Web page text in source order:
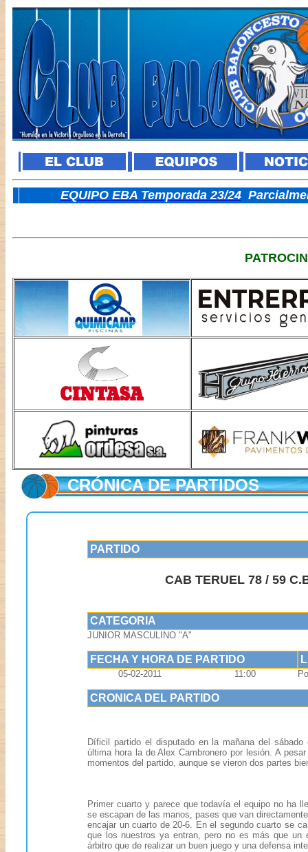
EQUIPO EBA Temporada 23/24
CRÓNICA DE PARTIDOS
PARTIDO
CAB TERUEL 78 / 59
CATEGORIA
JUNIOR MASCULINO "A"
FECHA Y HORA DE PARTIDO
05-02-2011 11:00
CRONICA DEL PARTIDO
Díficil partido el disputado en la mañana del
última hora la de Alex Cambronero por lesión. A
momentos del partido, aunque se vieron dos partes
Primer cuarto y parece que todavía el equipo no ha
se escapan de las manos, pases que van
encajar un cuarto de 20-6. En el segundo cuarto se
que los nuestros ya entran, pero no es más que
árbitro que de realizar un buen juego y una defensa